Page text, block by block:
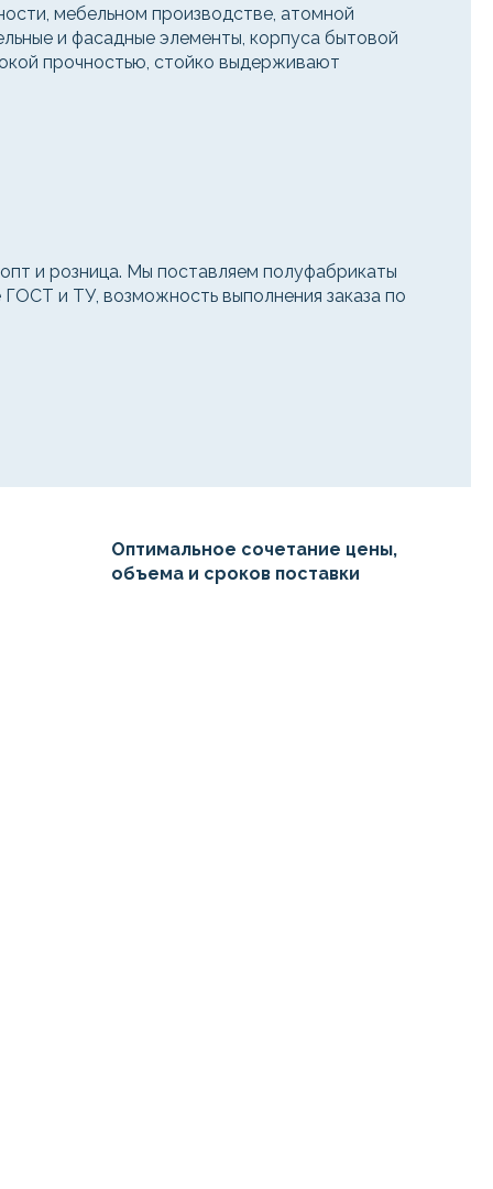
мебельном производстве, атомной
и фасадные элементы, корпуса бытовой
прочностью, стойко выдерживают
и розница. Мы поставляем полуфабрикаты
и ТУ, возможность выполнения заказа по
Оптимальное сочетание цены,
объема и сроков поставки